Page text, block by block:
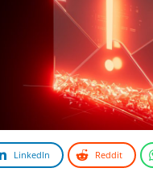
LinkedIn Reddit